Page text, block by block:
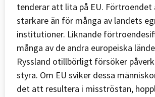
tenderar att lita på EU. Förtroendet
starkare än för många av landets
institutioner. Liknande
många av de andra europeiska
Ryssland otillbörligt försöker
styra. Om EU sviker dessa
det att resultera i misströstan,